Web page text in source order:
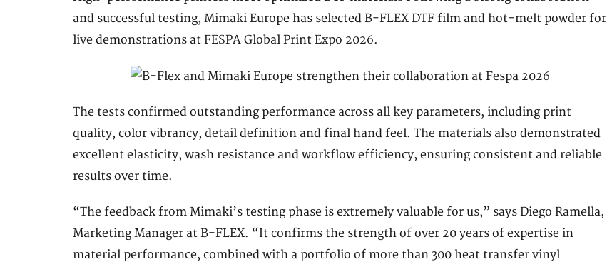
and successful testing, Mimaki Europe has selected B-FLEX DTF film and hot-melt powder for
live demonstrations at FESPA Global Print Expo 2026.
The tests confirmed outstanding performance across all key parameters, including print
quality, color vibrancy, detail definition and final hand feel. The materials also demonstrated
excellent elasticity, wash resistance and workflow efficiency, ensuring consistent and reliable
results over time.
“The feedback from Mimaki’s testing phase is extremely valuable for us,” says Diego Ramella,
Marketing Manager at B-FLEX. “It confirms the strength of over 20 years of expertise in
material performance, combined with a portfolio of more than 300 heat transfer vinyl